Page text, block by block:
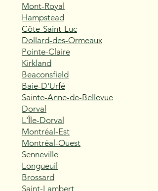
Mont-Royal
Hampstead
Côte-Saint-Luc
Dollard-des-Ormeaux
Pointe-Claire
Kirkland
Beaconsfield
Baie-D'Urfé
Sainte-Anne-de-Bellevue
Dorval
L'Île-Dorval
Montréal-Est
Montréal-Ouest
Senneville
Longueuil
Brossard
Saint-Lambert